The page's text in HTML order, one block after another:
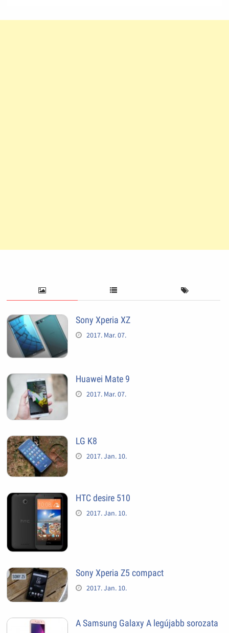
Sony Xperia XZ
2017. Mar. 07.
Huawei Mate 9
2017. Mar. 07.
LG K8
2017. Jan. 10.
HTC desire 510
2017. Jan. 10.
Sony Xperia Z5 compact
2017. Jan. 10.
A Samsung Galaxy A legújabb sorozata